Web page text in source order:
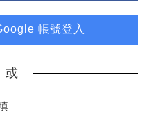
帳號登入
或